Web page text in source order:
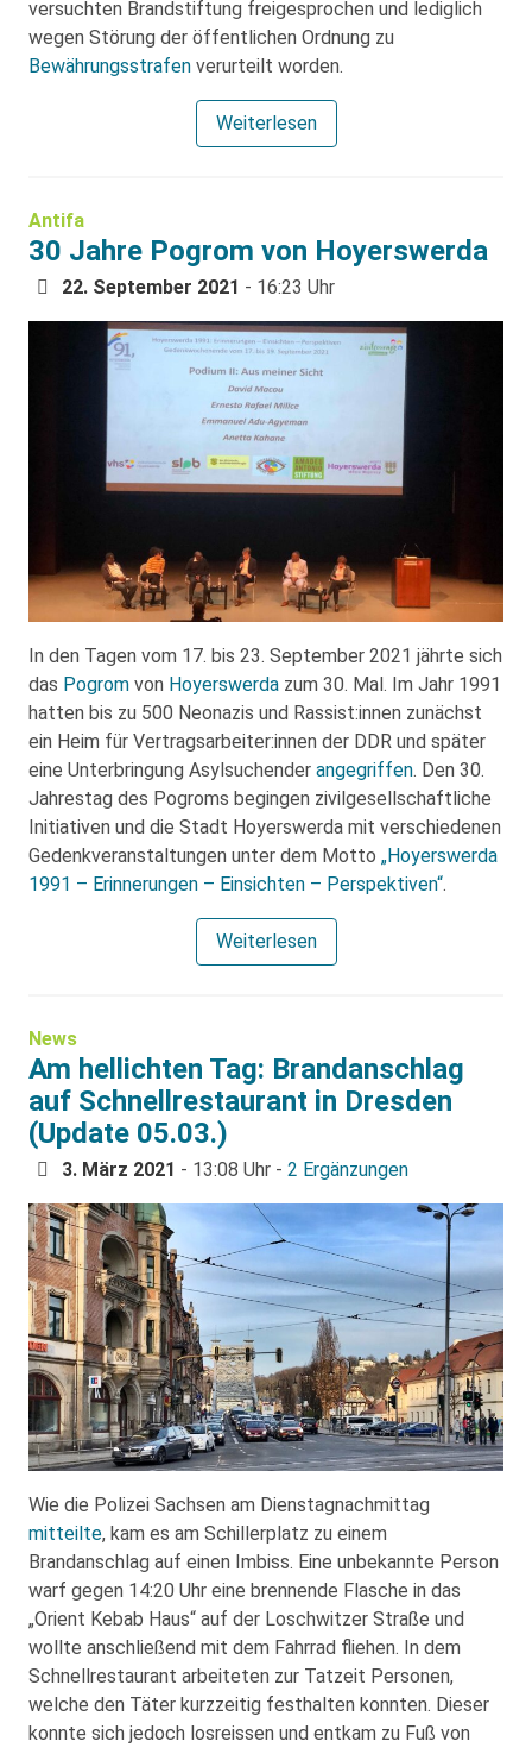
versuchten Brandstiftung freigesprochen und lediglich
wegen Störung der öffentlichen Ordnung zu
Bewährungsstrafen verurteilt worden.
Weiterlesen
Antifa
30 Jahre Pogrom von Hoyerswerda
22. September 2021 - 16:23 Uhr
In den Tagen vom 17. bis 23. September 2021 jährte sich
das Pogrom von Hoyerswerda zum 30. Mal. Im Jahr 1991
hatten bis zu 500 Neonazis und Rassist:innen zunächst
ein Heim für Vertragsarbeiter:innen der DDR und später
eine Unterbringung Asylsuchender angegriffen. Den 30.
Jahrestag des Pogroms begingen zivilgesellschaftliche
Initiativen und die Stadt Hoyerswerda mit verschiedenen
Gedenkveranstaltungen unter dem Motto „Hoyerswerda
1991 – Erinnerungen – Einsichten – Perspektiven“.
Weiterlesen
News
Am hellichten Tag: Brandanschlag
auf Schnellrestaurant in Dresden
(Update 05.03.)
3. März 2021 - 13:08 Uhr - 2 Ergänzungen
Wie die Polizei Sachsen am Dienstagnachmittag
mitteilte, kam es am Schillerplatz zu einem
Brandanschlag auf einen Imbiss. Eine unbekannte Person
warf gegen 14:20 Uhr eine brennende Flasche in das
„Orient Kebab Haus“ auf der Loschwitzer Straße und
wollte anschließend mit dem Fahrrad fliehen. In dem
Schnellrestaurant arbeiteten zur Tatzeit Personen,
welche den Täter kurzzeitig festhalten konnten. Dieser
konnte sich jedoch losreissen und entkam zu Fuß von